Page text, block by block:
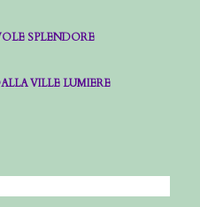
SPLENDORE
VILLE LUMIERE